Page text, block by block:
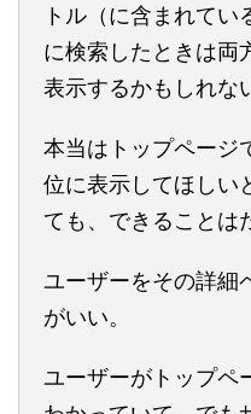
トル（に含まれて
に検索したときは両
表示するかもしれな
本当はトップページ
位に表示してほしい
ても、できることは
ユーザーをその詳細
がいい。
ユーザーがトップペ